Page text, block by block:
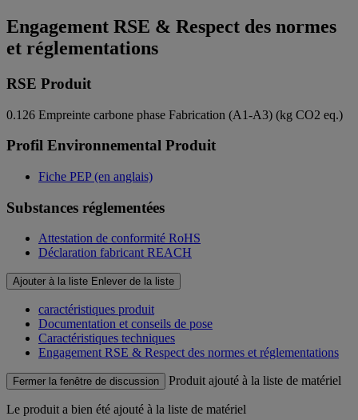
Engagement RSE & Respect des normes
et réglementations
RSE Produit
0.126 Empreinte carbone phase Fabrication (A1-A3) (kg CO2 eq.)
Profil Environnemental Produit
Fiche PEP (en anglais)
Substances réglementées
Attestation de conformité RoHS
Déclaration fabricant REACH
Ajouter à la liste Enlever de la liste
caractéristiques produit
Documentation et conseils de pose
Caractéristiques techniques
Engagement RSE & Respect des normes et réglementations
Fermer la fenêtre de discussion Produit ajouté à la liste de matériel
Le produita bien été ajouté à la liste de matériel